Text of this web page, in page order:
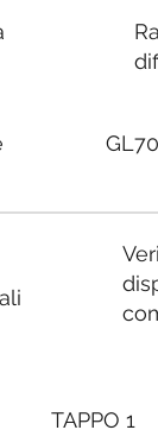
GL70
TAPPO 1